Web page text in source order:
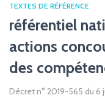
TEXTES DE RÉFÉRENCE
référentiel
actions
des
Décret n° 2019-565 du 6